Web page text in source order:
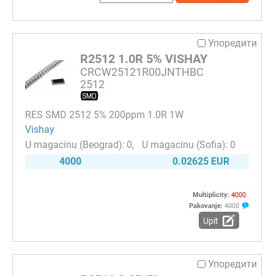
Упоредити
R2512 1.0R 5% VISHAY
CRCW25121R00JNTHBC
2512
RES SMD 2512 5% 200ppm 1.0R 1W
Vishay
0
0
4000
0.02625 EUR
Multiplicity: 4000
Pakovanje: 4000
Upit
Упоредити